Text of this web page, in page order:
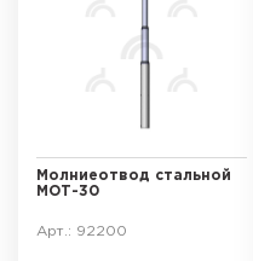
Молниеотвод стальной
МОТ-30
Арт.: 92200